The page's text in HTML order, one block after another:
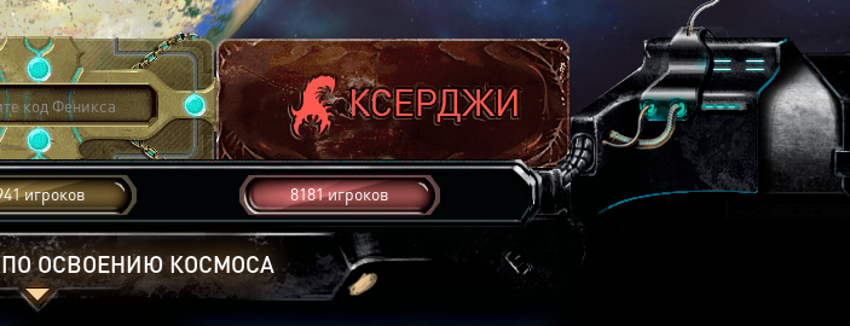
игроков 8181 игроков
ОСВОЕНИЮ КОСМОСА